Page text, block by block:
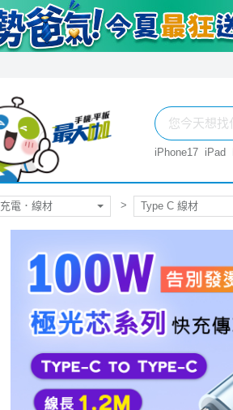
iPhone17 iPad
充電．線材 Type C 線材